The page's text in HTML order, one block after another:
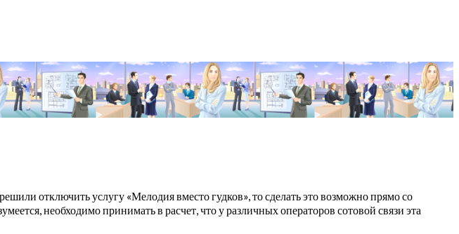
отключить услугу «Мелодия вместо гудков», то сделать это возможно прямо со
необходимо принимать в расчет, что у различных операторов сотовой связи эта